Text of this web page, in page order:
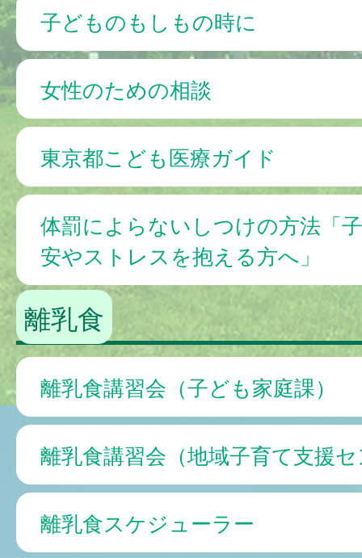
子どものもしもの時に
女性のための相談
東京都こども医療ガイド
体罰によらないしつけの方法「
安やストレスを抱える方へ」
離乳食
離乳食講習会（子ども家庭課）
離乳食講習会（地域子育て支援
離乳食スケジューラー